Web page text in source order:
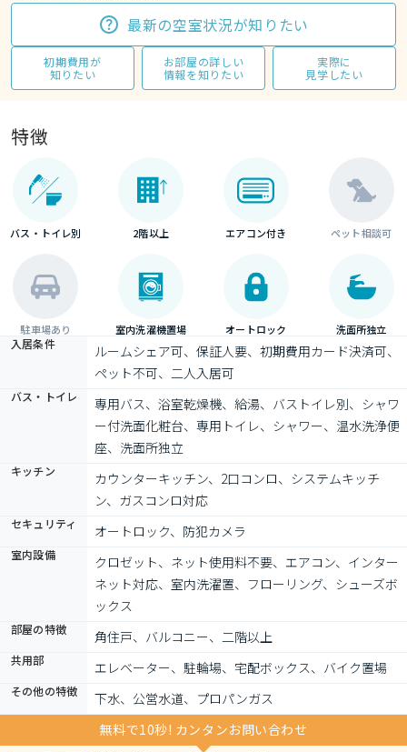
最新の空室状況が知りたい
初期費用が
知りたい
お部屋の詳しい
情報を知りたい
実際に
見学したい
特徴
バス・トイレ別 2階以上 エアコン付き ペット相談可
駐車場あり 室内洗濯機置場 オートロック 洗面所独立
入居条件
ルームシェア可、保証人要、初期費用カード決済可、
ペット不可、二人入居可
バス・トイレ
専用バス、浴室乾燥機、給湯、バストイレ別、シャワ
ー付洗面化粧台、専用トイレ、シャワー、温水洗浄便
座、洗面所独立
キッチン
カウンターキッチン、2口コンロ、システムキッチ
ン、ガスコンロ対応
セキュリティ オートロック、防犯カメラ
室内設備
クロゼット、ネット使用料不要、エアコン、インター
ネット対応、室内洗濯置、フローリング、シューズボ
ックス
部屋の特徴 角住戸、バルコニー、二階以上
共用部 エレベーター、駐輪場、宅配ボックス、バイク置場
その他の特徴
下水、公営水道、プロパンガス
無料で10秒! カンタンお問い合わせ